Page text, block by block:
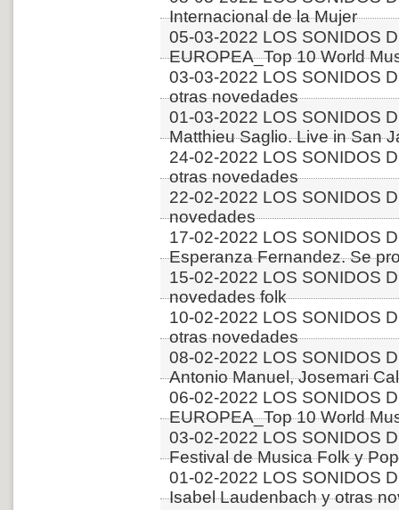
Internacional de la Mujer
05-03-2022 LOS SONIDOS
EUROPEA_Top 10 World
03-03-2022 LOS SONIDOS
otras novedades
01-03-2022 LOS SONIDOS
Matthieu Saglio. Live in San
24-02-2022 LOS SONIDOS
otras novedades
22-02-2022 LOS SONIDOS
novedades
17-02-2022 LOS SONIDOS
Esperanza Fernandez. Se
15-02-2022 LOS SONIDOS
novedades folk
10-02-2022 LOS SONIDOS
otras novedades
08-02-2022 LOS SONIDOS
Antonio Manuel, Josemari
06-02-2022 LOS SONIDOS
EUROPEA_Top 10 World
03-02-2022 LOS SONIDOS
Festival de Musica Folk y
01-02-2022 LOS SONIDOS
Isabel Laudenbach y otras